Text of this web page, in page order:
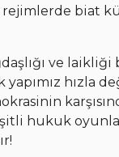
rejimlerde biat
ve
hızla
hukuk